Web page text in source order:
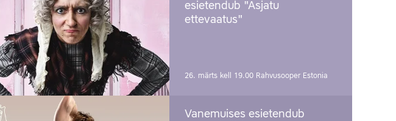
esietendub "Asjatu
ettevaatus"
26. märts kell 19.00 Rahvusooper Estonia
Vanemuises esietendub